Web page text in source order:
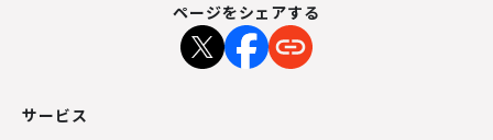
ページをシェアする
サービス